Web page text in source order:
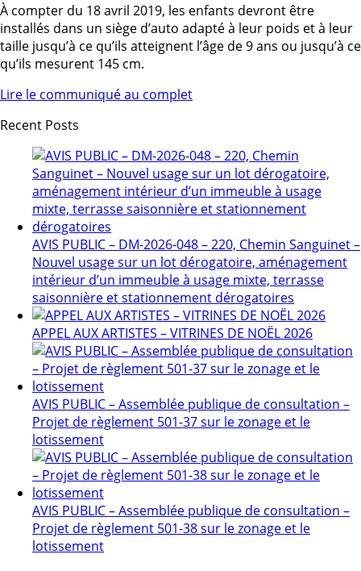
À compter du 18 avril 2019, les enfants devront être
installés dans un siège d’auto adapté à leur poids et à leur
taille jusqu’à ce qu’ils atteignent l’âge de 9 ans ou jusqu’à ce
qu’ils mesurent 145 cm.
Lire le communiqué au complet
Recent Posts
AVIS PUBLIC – DM-2026-048 – 220, Chemin Sanguinet –
Nouvel usage sur un lot dérogatoire, aménagement
intérieur d’un immeuble à usage mixte, terrasse
saisonnière et stationnement dérogatoires
APPEL AUX ARTISTES – VITRINES DE NOËL 2026
AVIS PUBLIC – Assemblée publique de consultation –
Projet de règlement 501-37 sur le zonage et le
lotissement
AVIS PUBLIC – Assemblée publique de consultation –
Projet de règlement 501-38 sur le zonage et le
lotissement